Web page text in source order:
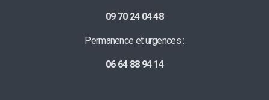
09 70 24 04 48
Permanence et urgences :
06 64 88 94 14